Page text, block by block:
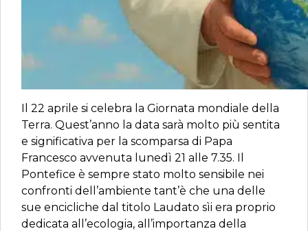
Il 22 aprile si celebra la Giornata mondiale della
Terra. Quest’anno la data sarà molto più sentita
e significativa per la scomparsa di Papa
Francesco avvenuta lunedì 21 alle 7.35. Il
Pontefice è sempre stato molto sensibile nei
confronti dell’ambiente tant’è che una delle
sue encicliche dal titolo Laudato sìi era proprio
dedicata all’ecologia, all’importanza della